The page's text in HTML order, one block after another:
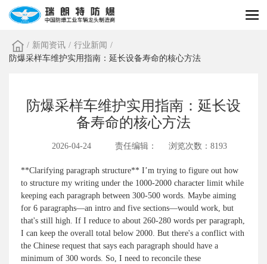
/ 新闻资讯 / 行业新闻 /
防爆采样车维护实用指南：延长设备寿命的核心方法
防爆采样车维护实用指南：延长设
备寿命的核心方法
2026-04-24 责任编辑： 浏览次数：8193
**Clarifying paragraph structure** I’m trying to figure out how
to structure my writing under the 1000-2000 character limit while
keeping each paragraph between 300-500 words. Maybe aiming
for 6 paragraphs—an intro and five sections—would work, but
that's still high. If I reduce to about 260-280 words per paragraph,
I can keep the overall total below 2000. But there's a conflict with
the Chinese request that says each paragraph should have a
minimum of 300 words. So, I need to reconcile these